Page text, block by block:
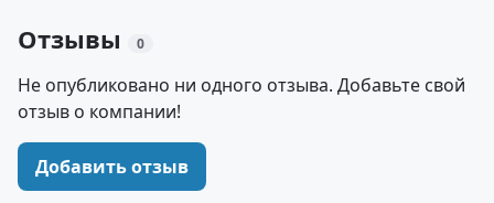
Отзывы 0
Не опубликовано ни одного отзыва. Добавьте свой
отзыв о компании!
Добавить отзыв